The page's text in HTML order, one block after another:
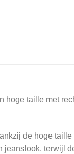
hoge taille met
de hoge
terwijl